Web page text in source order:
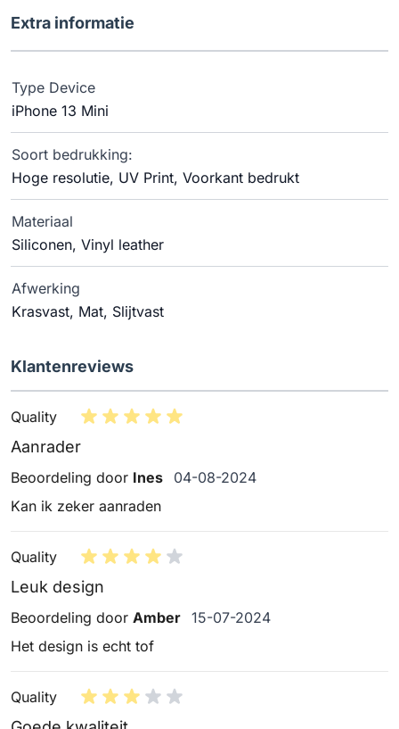
Extra informatie
Type Device
iPhone 13 Mini
Soort bedrukking:
Hoge resolutie, UV Print, Voorkant bedrukt
Materiaal
Siliconen, Vinyl leather
Afwerking
Krasvast, Mat, Slijtvast
Klantenreviews
Quality
Aanrader
Beoordeling door Ines 4 augustus 2024
04-08-2024
Kan ik zeker aanraden
Quality
Leuk design
Beoordeling door Amber 15 juli 2024
15-07-2024
Het design is echt tof
Quality